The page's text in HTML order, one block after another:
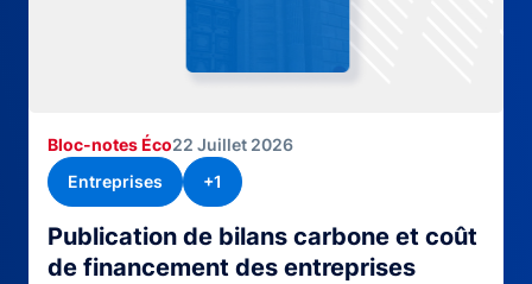
Publication de bilans carbone et coût
de financement des entreprises
Bloc-notes Éco22 Juillet 2026
Entreprises
+1